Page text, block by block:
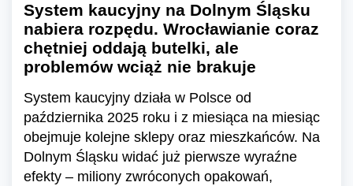
System kaucyjny na Dolnym Śląsku
nabiera rozpędu. Wrocławianie coraz
chętniej oddają butelki, ale
problemów wciąż nie brakuje
System kaucyjny działa w Polsce od
października 2025 roku i z miesiąca na miesiąc
obejmuje kolejne sklepy oraz mieszkańców. Na
Dolnym Śląsku widać już pierwsze wyraźne
efekty – miliony zwróconych opakowań,